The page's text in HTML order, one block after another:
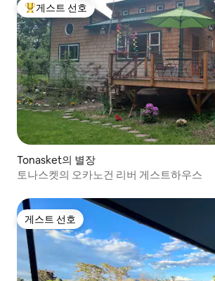
상위 게스트 선호
게스트 선호
Tonasket의 별장
토나스켓의 오카노건 리버 게스트하우스
게스트 선호
게스트 선호